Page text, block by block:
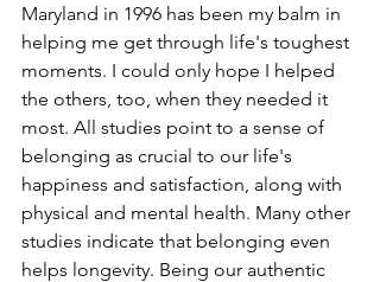
Maryland in 1996 has been my balm in
helping me get through life's toughest
moments. I could only hope I helped
the others, too, when they needed it
most. All studies point to a sense of
belonging as crucial to our life's
happiness and satisfaction, along with
physical and mental health. Many other
studies indicate that belonging even
helps longevity. Being our authentic